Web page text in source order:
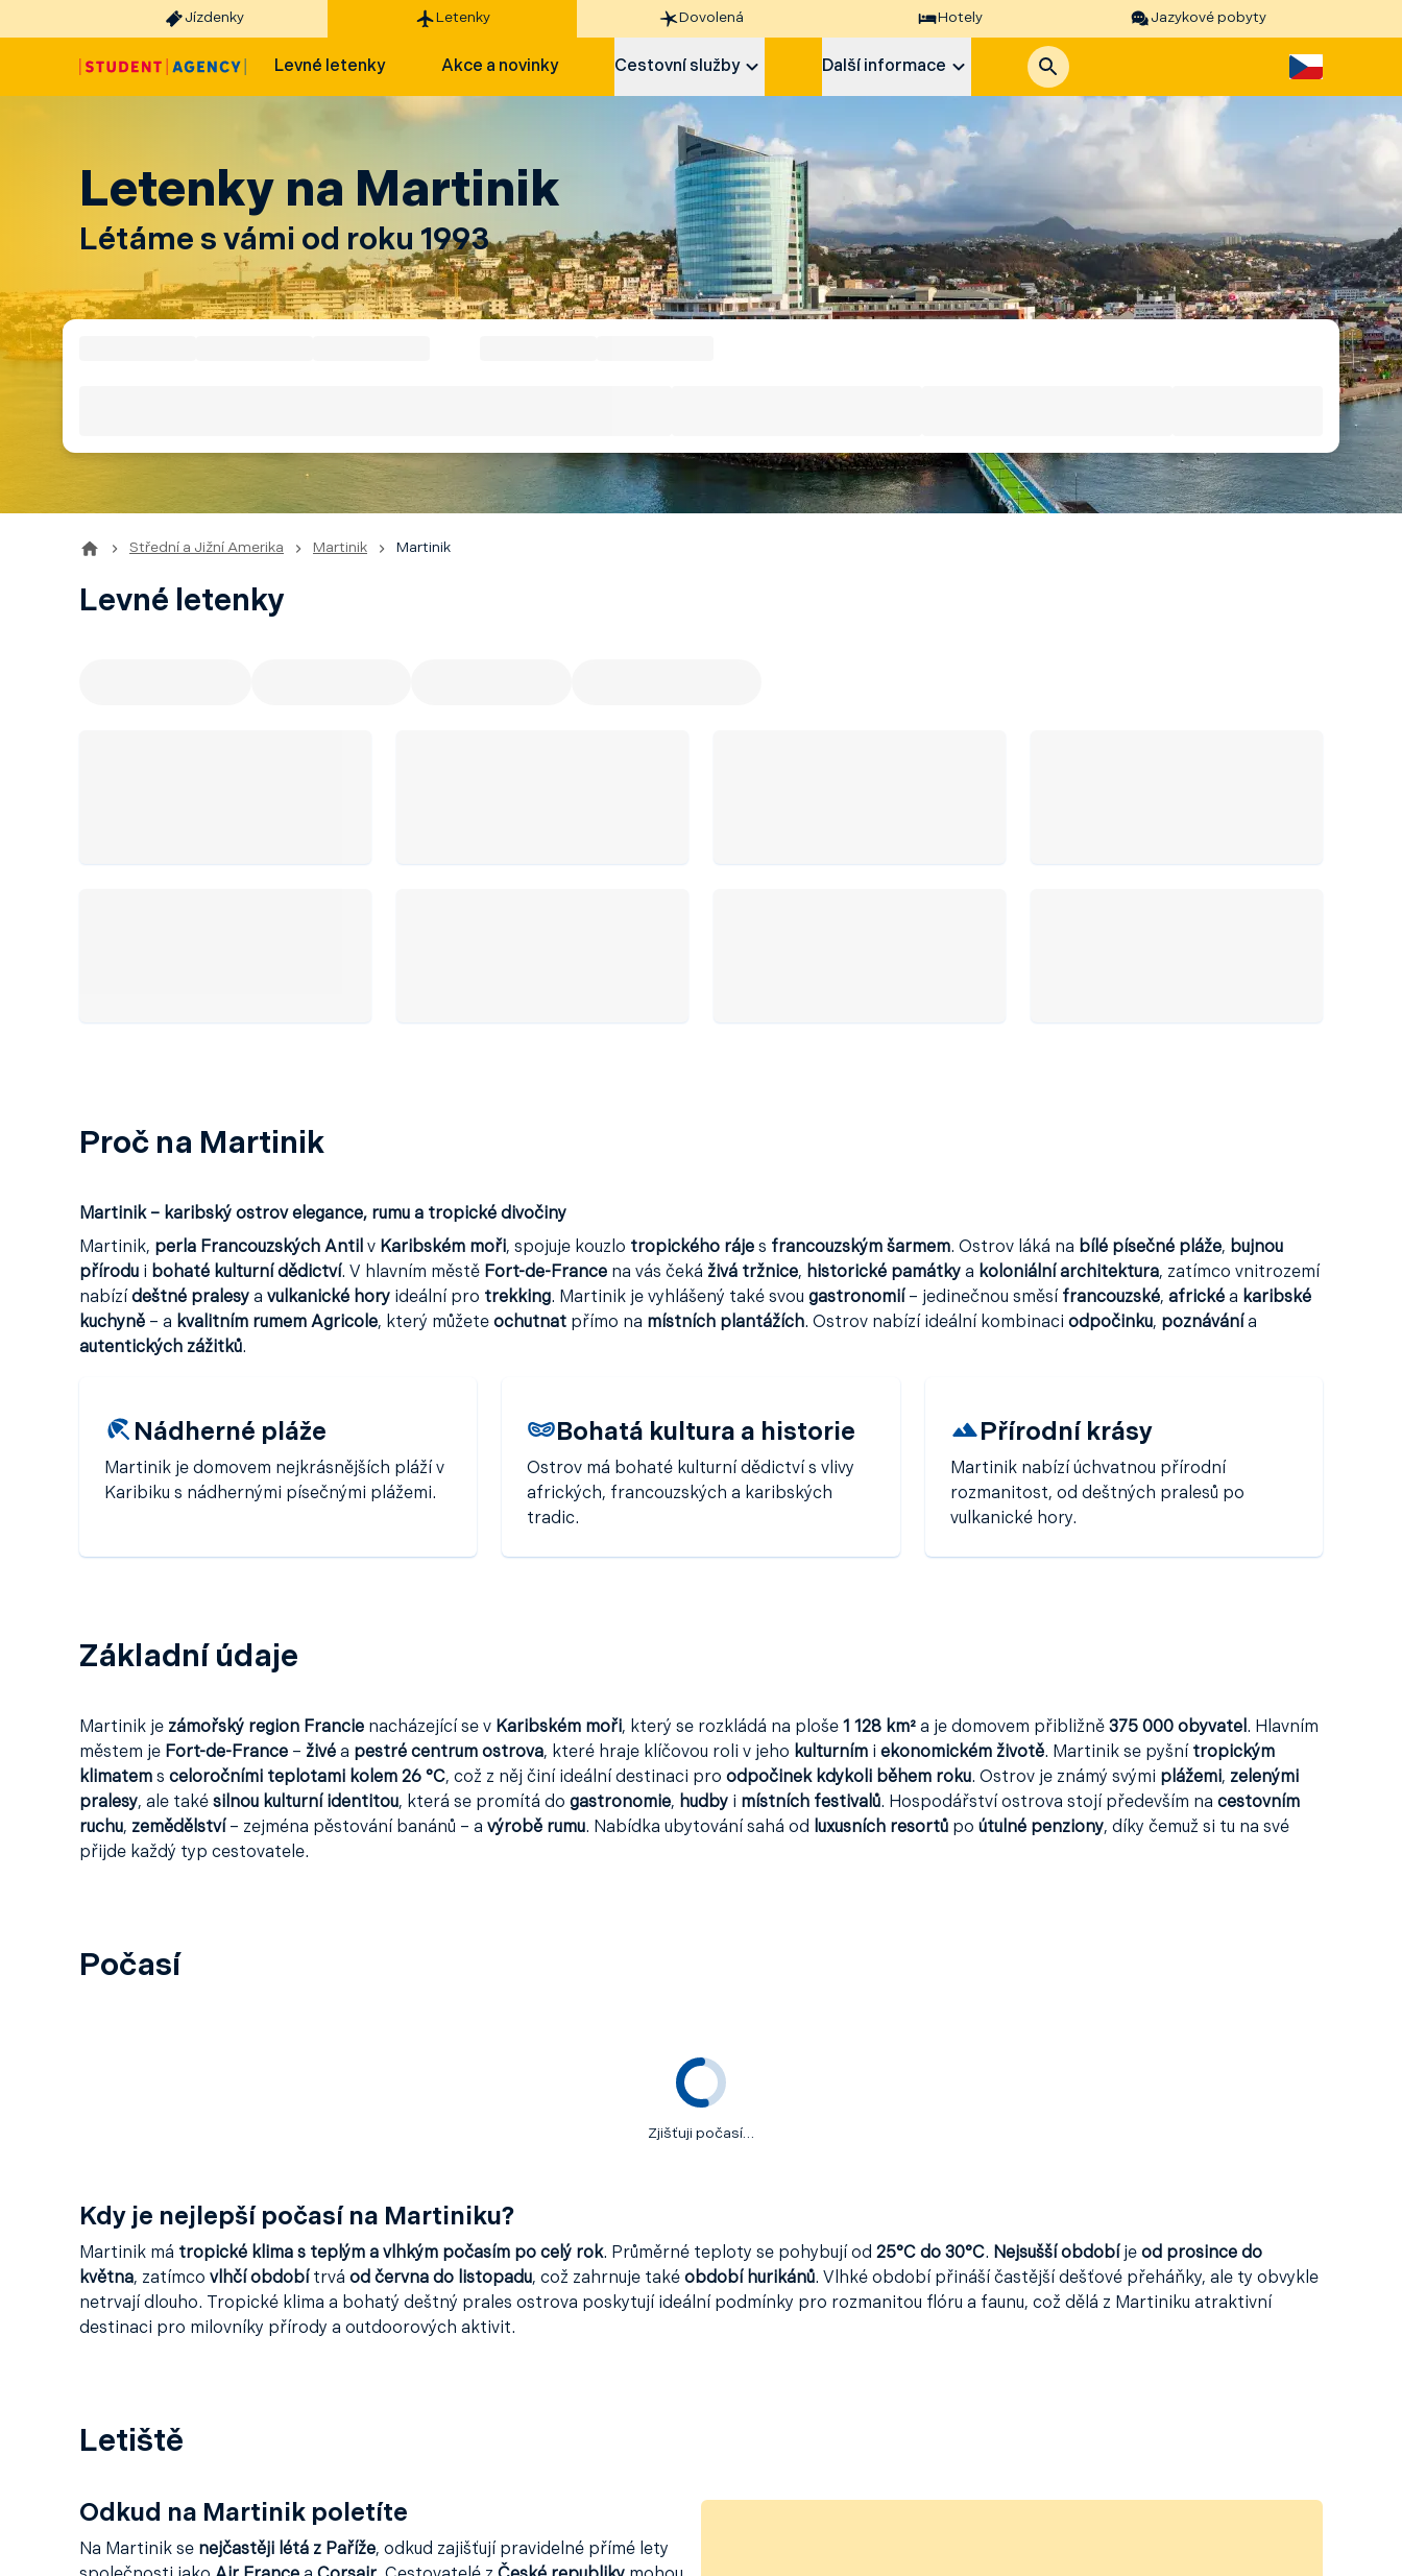
Jízdenky Letenky Dovolená Hotely Jazykové pobyty
Levné letenky Akce a novinky Cestovní služby Další informace
Letenky na Martinik
Létáme s vámi od roku 1993
Střední a Jižní Amerika Martinik Martinik
Levné letenky
Proč na Martinik
Martinik – karibský ostrov elegance, rumu a tropické divočiny
Martinik, perla Francouzských Antil v Karibském moři, spojuje kouzlo tropického ráje s francouzským šarmem. Ostrov láká na bílé písečné pláže, bujnou
přírodu i bohaté kulturní dědictví. V hlavním městě Fort-de-France na vás čeká živá tržnice, historické památky a koloniální architektura, zatímco vnitrozemí
nabízí deštné pralesy a vulkanické hory ideální pro trekking. Martinik je vyhlášený také svou gastronomií – jedinečnou směsí francouzské, africké a karibské
kuchyně – a kvalitním rumem Agricole, který můžete ochutnat přímo na místních plantážích. Ostrov nabízí ideální kombinaci odpočinku, poznávání a
autentických zážitků.
Nádherné pláže
Martinik je domovem nejkrásnějších pláží v
Karibiku s nádhernými písečnými plážemi.
Bohatá kultura a historie
Ostrov má bohaté kulturní dědictví s vlivy
afrických, francouzských a karibských
tradic.
Přírodní krásy
Martinik nabízí úchvatnou přírodní
rozmanitost, od deštných pralesů po
vulkanické hory.
Základní údaje
Martinik je zámořský region Francie nacházející se v Karibském moři, který se rozkládá na ploše 1 128 km² a je domovem přibližně 375 000 obyvatel . Hlavním
městem je Fort-de-France – živé a pestré centrum ostrova, které hraje klíčovou roli v jeho kulturním i ekonomickém životě. Martinik se pyšní tropickým
klimatem s celoročními teplotami kolem 26 °C, což z něj činí ideální destinaci pro odpočinek kdykoli během roku. Ostrov je známý svými plážemi, zelenými
pralesy, ale také silnou kulturní identitou, která se promítá do gastronomie, hudby i místních festivalů. Hospodářství ostrova stojí především na cestovním
ruchu, zemědělství – zejména pěstování banánů – a výrobě rumu. Nabídka ubytování sahá od luxusních resortů po útulné penziony, díky čemuž si tu na své
přijde každý typ cestovatele.
Počasí
Zjišťuji počasí…
Kdy je nejlepší počasí na Martiniku?
Martinik má tropické klima s teplým a vlhkým počasím po celý rok. Průměrné teploty se pohybují od 25°C do 30°C. Nejsušší období je od prosince do
května, zatímco vlhčí období trvá od června do listopadu, což zahrnuje také období hurikánů. Vlhké období přináší častější dešťové přeháňky, ale ty obvykle
netrvají dlouho. Tropické klima a bohatý deštný prales ostrova poskytují ideální podmínky pro rozmanitou flóru a faunu, což dělá z Martiniku atraktivní
destinaci pro milovníky přírody a outdoorových aktivit.
Letiště
Odkud na Martinik poletíte
Na Martinik se nejčastěji létá z Paříže, odkud zajišťují pravidelné přímé lety